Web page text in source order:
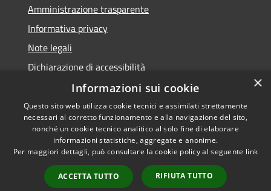
Amministrazione trasparente
Informativa privacy
Note legali
Dichiarazione di accessibilità
Accessibilità
Privacy
Mappa del sito
Copyright © 2026 • Comune di
Terralba • Powered by
Municipium•Accesso
redazione
×
Informazioni sui cookie
Questo sito web utilizza cookie tecnici e assimilati strettamente
necessari al corretto funzionamento e alla navigazione del sito,
nonché un cookie tecnico analitico al solo fine di elaborare
informazioni statistiche, aggregate e anonime.
Per maggiori dettagli, può consultare la cookie policy al seguente link
ACCETTA TUTTO RIFIUTA TUTTO